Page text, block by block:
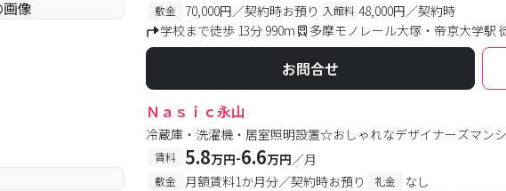
敷金 70,000円／契約時お預り 入館料 48,000円／契約時
学校まで徒歩 13分 990m
多摩モノレール大塚・帝京大学駅
お問合せ
Ｎａｓｉｃ永山
冷蔵庫・洗濯機・居室照明設置☆おしゃれなデザイナーズマン
賃料 5.8万円-6.6万円／月
敷金 月額賃料1か月分／契約時お預り 礼金
なし